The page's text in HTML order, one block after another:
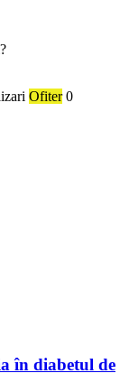
Ofiter 0
în diabetul de